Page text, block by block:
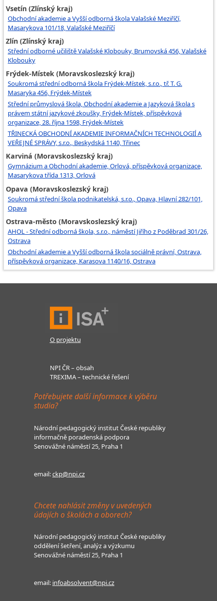
Vsetín (Zlínský kraj)
Obchodní akademie a Vyšší odborná škola Valašské Meziříčí,
Masarykova 101/18, Valašské Meziříčí
Zlín (Zlínský kraj)
Střední odborné učiliště Valašské Klobouky, Brumovská 456, Valašské
Klobouky
Frýdek-Místek (Moravskoslezský kraj)
Soukromá střední odborná škola Frýdek-Místek, s.r.o., tř. T. G.
Masaryka 456, Frýdek-Místek
Střední průmyslová škola, Obchodní akademie a Jazyková škola s
právem státní jazykové zkoušky, Frýdek-Místek, příspěvková
organizace, 28. října 1598, Frýdek-Místek
TŘINECKÁ OBCHODNÍ AKADEMIE INFORMAČNÍCH TECHNOLOGIÍ A
VEŘEJNÉ SPRÁVY, s.r.o., Beskydská 1140, Třinec
Karviná (Moravskoslezský kraj)
Gymnázium a Obchodní akademie, Orlová, příspěvková organizace,
Masarykova třída 1313, Orlová
Opava (Moravskoslezský kraj)
Soukromá střední škola podnikatelská, s.r.o., Opava, Hlavní 282/101,
Opava
Ostrava-město (Moravskoslezský kraj)
AHOL - Střední odborná škola, s.r.o., náměstí Jiřího z Poděbrad 301/26,
Ostrava
Obchodní akademie a Vyšší odborná škola sociálně právní, Ostrava,
příspěvková organizace, Karasova 1140/16, Ostrava
O projektu
NPI ČR – obsah
TREXIMA – technické řešení
Potřebujete další informace k výběru
studia?
Národní pedagogický institut České republiky
informačně poradenská podpora
Senovážné náměstí 25, Praha 1
email:ckp@npi.cz
Chcete nahlásit změny v uvedených
údajích o školách a oborech?
Národní pedagogický institut České republiky
oddělení šetření, analýz a výzkumu
Senovážné náměstí 25, Praha 1
email: infoabsolvent@npi.cz